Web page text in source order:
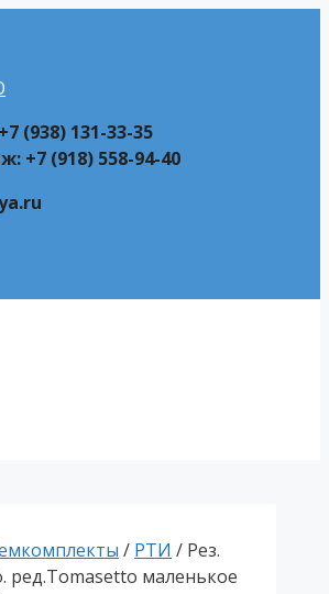
(938) 131-33-35
+7 (918) 558-94-40
/ РТИ / Рез.
ред.Tomasetto маленькое